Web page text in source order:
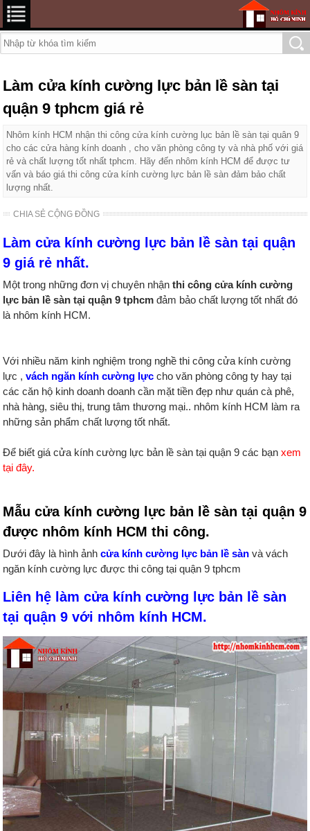
Làm cửa kính cường lực bản lề sàn tại
quận 9 tphcm giá rẻ
Nhôm kính HCM nhận thi công cửa kính cường lục bản lề sàn tại quân 9
cho các cửa hàng kính doanh , cho văn phòng công ty và nhà phố với giá
rẻ và chất lượng tốt nhất tphcm. Hãy đến nhôm kính HCM để được tư
vấn và báo giá thi công cửa kính cường lực bản lề sàn đảm bảo chất
lượng nhất.
CHIA SẺ CỘNG ĐỒNG
Làm cửa kính cường lực bản lề sàn tại quận
9 giá rẻ nhất.
Một trong những đơn vị chuyên nhậnthi công cửa kính cường
lực bản lề sàn tại quận 9 tphcm đảm bảo chất lượng tốt nhất đó
là nhôm kính HCM.
Với nhiều năm kinh nghiệm trong nghề thi công cửa kính cường
lực , vách ngăn kính cường lực cho văn phòng công ty hay tại
các căn hộ kinh doanh doanh cần mặt tiền đẹp như quán cà phê,
nhà hàng, siêu thị, trung tâm thương mại.. nhôm kính HCM làm ra
những sản phẩm chất lượng tốt nhất.
Để biết giá cửa kính cường lực bản lề sàn tại quận 9 các bạn xem
tại đây.
Mẫu cửa kính cường lực bản lề sàn tại quận 9
được nhôm kính HCM thi công.
Dưới đây là hình ảnhcửa kính cường lực bản lề sànvà vách
ngăn kính cường lực được thi công tại quận 9 tphcm
Liên hệ làmcửa kính cường lực bản lề sàn
tại quận 9 với nhôm kính HCM.